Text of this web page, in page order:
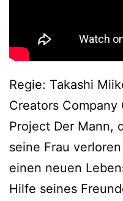
Regie: Takashi
Creators
Project Der Mann,
seine Frau
einen neuen
Hilfe seines